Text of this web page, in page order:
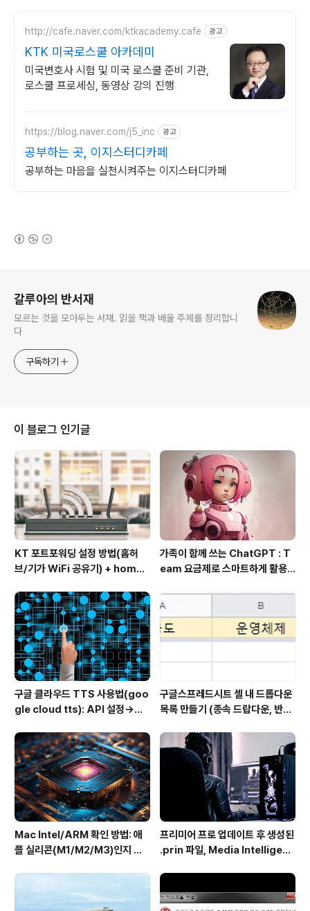
http://cafe.naver.com/ktkacademy.cafe 광고
KTK 미국로스쿨 아카데미
미국변호사 시험 및 미국 로스쿨 준비 기관,
로스쿨 프로세싱, 동영상 강의 진행
https://blog.naver.com/j5_inc 광고
공부하는 곳, 이지스터디카페
공부하는 마음을 실천시켜주는 이지스터디카페
갈루아의 반서재
모르는 것을 모아두는 서재. 읽을 책과 배울 주제를 정리합니
다
구독하기
이 블로그 인기글
KT 포트포워딩 설정 방법(홈허
브/기가 WiFi 공유기) + homeh
가족이 함께 쓰는 ChatGPT : T
eam 요금제로 스마트하게 활용
구글 클라우드 TTS 사용법(goo
gle cloud tts): API 설정→음
구글스프레드시트 셀 내 드롭다운
목록 만들기 (종속 드랍다운, 반응
pulating a dropdown cell b
ased on values in another
dropdown cell
Mac Intel/ARM 확인 방법: 애
플 실리콘(M1/M2/M3)인지 인
프리미어 프로 업데이트 후 생성된
.prin 파일, Media Intelligenc